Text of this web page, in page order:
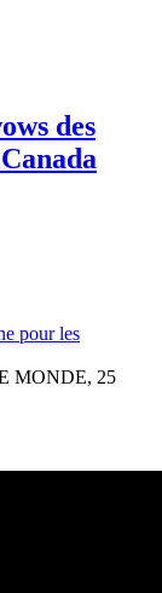
des
pour les
MONDE, 25